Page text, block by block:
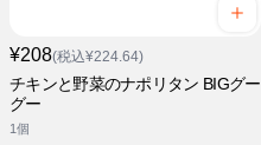
¥208(税込¥224.64)
チキンと野菜のナポリタン BIGグー
グー
1個